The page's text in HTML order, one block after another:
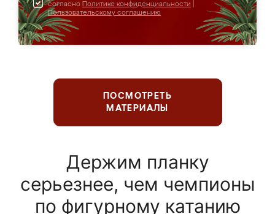
согласно Политике конфиденциальности
Пользовательскому соглашению
ПОСМОТРЕТЬ
МАТЕРИАЛЫ
Держим планку
серьезнее, чем чемпионы
по фигурному катанию